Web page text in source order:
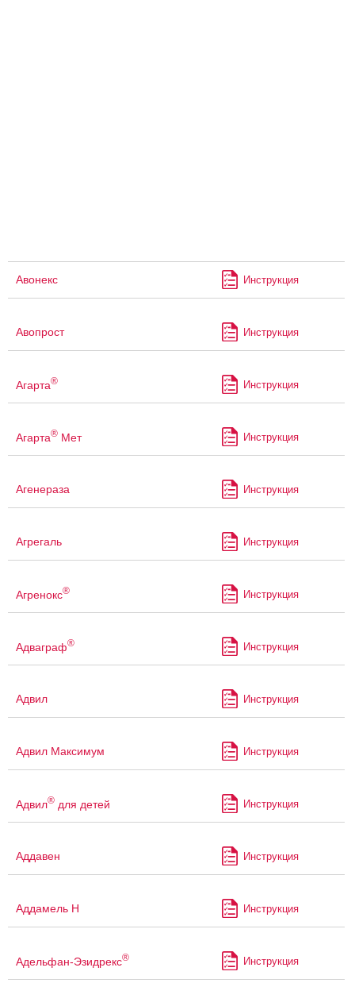
Авонекс Инструкция
Авопрост Инструкция
Агарта® Инструкция
Агарта® Мет Инструкция
Агенераза Инструкция
Агрегаль Инструкция
Агренокс® Инструкция
Адваграф® Инструкция
Адвил Инструкция
Адвил Максимум Инструкция
Адвил® для детей Инструкция
Аддавен Инструкция
Аддамель Н Инструкция
Адельфан-Эзидрекс® Инструкция